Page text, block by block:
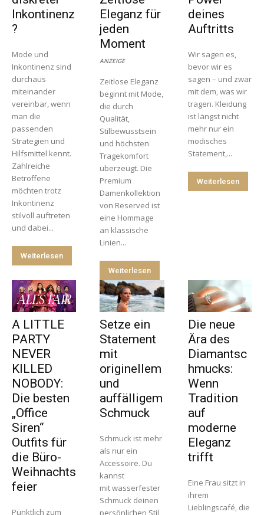
Inkontinenz
?
Mode und
Inkontinenz sind
durchaus
miteinander
vereinbar, wenn
man die
passenden
Strategien und
Hilfsmittel kennt.
Zahlreiche
Betroffene
möchten trotz
Inkontinenz
stilvoll auftreten
und dabei...
Weiterlesen
Eleganz für
jeden
Moment
ANZEIGE
Zeitlose Eleganz
beginnt mit Mode,
die durch
Qualität,
Stilbewusstsein
und höchsten
Tragekomfort
überzeugt. Die
Premium
Damenkollektion
von Reserved ist
eine Hommage
an klassische
Linien...
Weiterlesen
deines
Auftritts
Wir sagen es,
bevor wir es
sagen – und zwar
mit dem, was wir
tragen. Kleidung
ist längst nicht
mehr nur ein
modisches
Statement,...
Weiterlesen
A LITTLE
PARTY
NEVER
KILLED
NOBODY:
Die besten
„Office
Siren“
Outfits für
die Büro-
Weihnachts
feier
Pünktlich zum
Setze ein
Statement
mit
originellem
und
auffälligem
Schmuck
Schmuck ist mehr
als nur ein
Accessoire. Du
kannst
mit wasserfester
Schmuck deinen
persönlichen Stil
Die neue
Ära des
Diamantsc
hmucks:
Wenn
Tradition
auf
moderne
Eleganz
trifft
Eine Frau sitzt in
ihrem
Lieblingscafé, die